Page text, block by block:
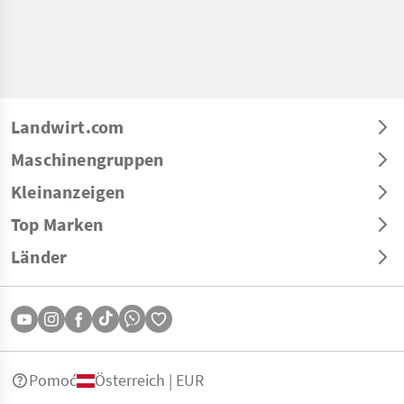
Landwirt.com
Maschinengruppen
Kleinanzeigen
Top Marken
Länder
Pomoć Österreich | EUR